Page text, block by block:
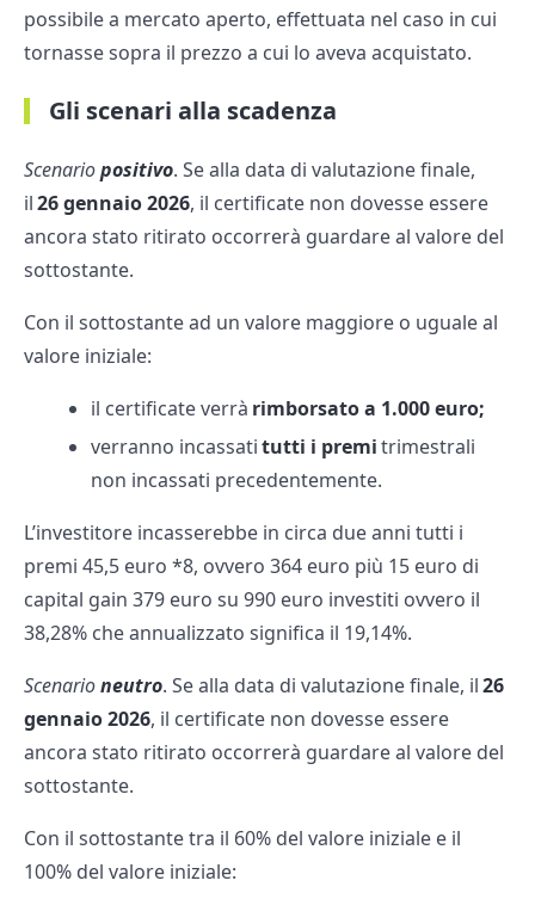
possibile a mercato aperto, effettuata nel caso in cui
tornasse sopra il prezzo a cui lo aveva acquistato.
Gli scenari alla scadenza
Scenariopositivo. Se alla data di valutazione finale,
il26 gennaio 2026, il certificate non dovesse essere
ancora stato ritirato occorrerà guardare al valore del
sottostante.
Con il sottostante ad un valore maggiore o uguale al
valore iniziale:
il certificate verrà rimborsato a 1.000 euro;
verranno incassatitutti i premitrimestrali
non incassati precedentemente.
L’investitore incasserebbe in circa due anni tutti i
premi 45,5 euro *8, ovvero 364 euro più 15 euro di
capital gain 379 euro su 990 euro investiti ovvero il
38,28% che annualizzato significa il 19,14%.
Scenarioneutro. Se alla data di valutazione finale, il26
gennaio 2026, il certificate non dovesse essere
ancora stato ritirato occorrerà guardare al valore del
sottostante.
Con il sottostante tra il 60% del valore iniziale e il
100% del valore iniziale: